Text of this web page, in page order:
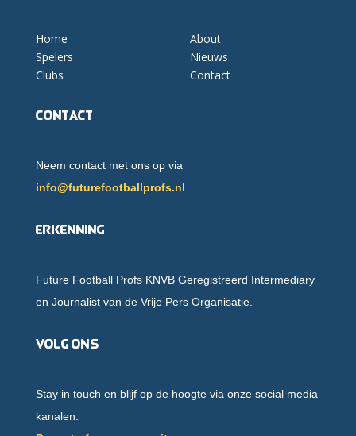
Home
Spelers
Clubs
About
Nieuws
Contact
Contact
Neem contact met ons op via
info@futurefootballprofs.nl
Erkenning
Future Football Profs KNVB Geregistreerd Intermediary
en Journalist van de Vrije Pers Organisatie.
Volg ons
Stay in touch en blijf op de hoogte via onze social media
kanalen.